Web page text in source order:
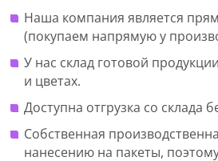
Наша компания является
(покупаем напрямую у
У нас склад готовой
и цветах.
Доступна отгрузка со склада
Собственная
нанесению на пакеты,